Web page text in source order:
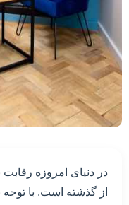
در دنیای امروزه رقابت
از گذشته است. با توجه